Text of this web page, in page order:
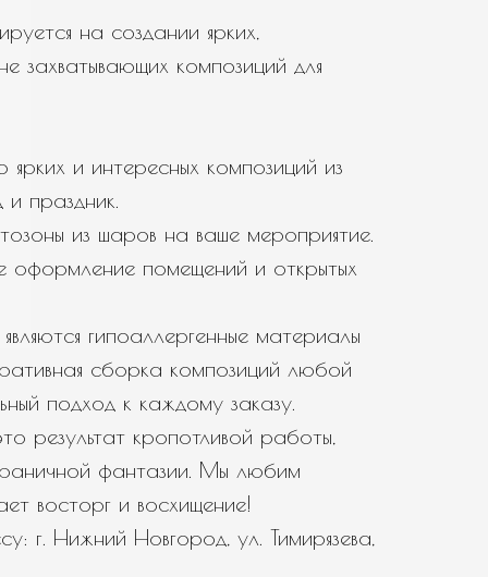
на создании ярких,
захватывающих композиций для
и интересных композиций из
праздник.
из шаров на ваше мероприятие.
оформление помещений и открытых
гипоаллергенные материалы
сборка композиций любой
подход к каждому заказу.
результат кропотливой работы,
фантазии. Мы любим
восторг и восхищение!
г. Нижний Новгород, ул. Тимирязева,